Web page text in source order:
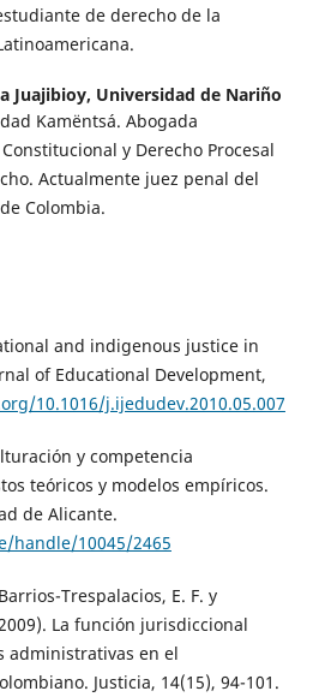
de derecho de la
Juajibioy, Universidad de Nariño
Kamëntsá. Abogada
y Derecho Procesal
Actualmente juez penal del
Colombia.
and indigenous justice in
of Educational Development,
10.1016/j.ijedudev.2010.05.007
y competencia
teóricos y modelos empíricos.
de Alicante.
handle/10045/2465
Trespalacios, E. F. y
La función jurisdiccional
administrativas en el
Justicia, 14(15), 94-101.